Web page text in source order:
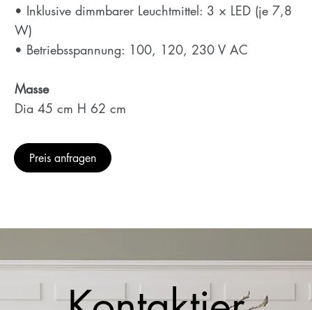
• Inklusive dimmbarer Leuchtmittel: 3 × LED (je 7,8
W)
• Betriebsspannung: 100, 120, 230 V AC
Masse
Dia 45 cm H 62 cm
Preis anfragen